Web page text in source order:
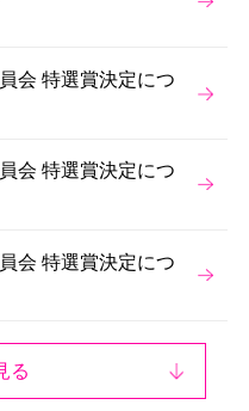
会 特選賞決定につ
会 特選賞決定につ
会 特選賞決定につ
る